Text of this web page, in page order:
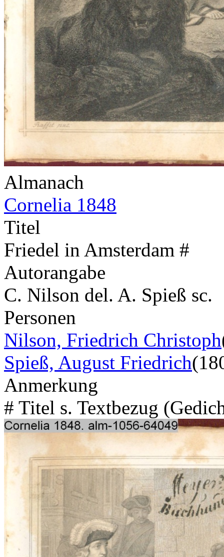
Almanach
Cornelia 1848
Titel
Friedel in Amsterdam #
Autorangabe
C. Nilson del. A. Spieß sc.
Personen
Nilson, Friedrich Christoph
Spieß, August Friedrich
Anmerkung
# Titel s. Textbezug